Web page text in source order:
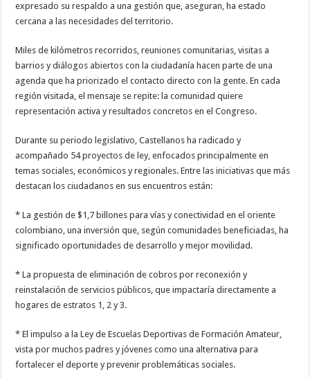
expresado su respaldo a una gestión que, aseguran, ha estado
cercana a las necesidades del territorio.
Miles de kilómetros recorridos, reuniones comunitarias, visitas a
barrios y diálogos abiertos con la ciudadanía hacen parte de una
agenda que ha priorizado el contacto directo con la gente. En cada
región visitada, el mensaje se repite: la comunidad quiere
representación activa y resultados concretos en el Congreso.
Durante su periodo legislativo, Castellanos ha radicado y
acompañado 54 proyectos de ley, enfocados principalmente en
temas sociales, económicos y regionales. Entre las iniciativas que más
destacan los ciudadanos en sus encuentros están:
* La gestión de $1,7 billones para vías y conectividad en el oriente
colombiano, una inversión que, según comunidades beneficiadas, ha
significado oportunidades de desarrollo y mejor movilidad.
* La propuesta de eliminación de cobros por reconexión y
reinstalación de servicios públicos, que impactaría directamente a
hogares de estratos 1, 2 y 3.
* El impulso a la Ley de Escuelas Deportivas de Formación Amateur,
vista por muchos padres y jóvenes como una alternativa para
fortalecer el deporte y prevenir problemáticas sociales.